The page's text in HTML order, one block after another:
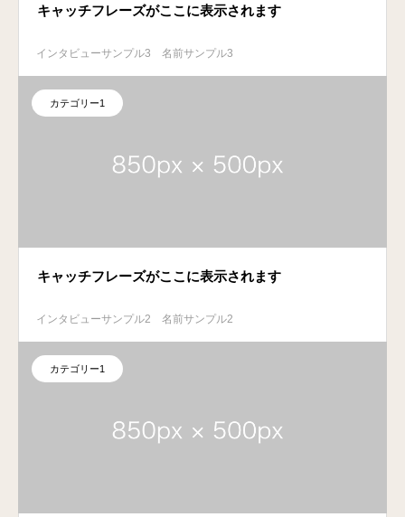
キャッチフレーズがここに表示されます
インタビューサンプル3 名前サンプル3
カテゴリー1
キャッチフレーズがここに表示されます
インタビューサンプル2 名前サンプル2
カテゴリー1